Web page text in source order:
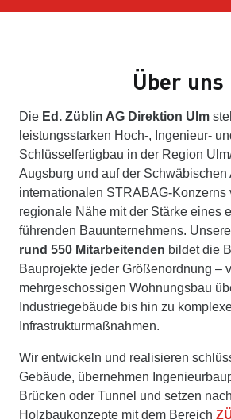
Über uns
Die Ed. Züblin AG Direktion Ulm
leistungsstarken Hoch-, Ingenieur-
Schlüsselfertigbau in der Region
Augsburg und auf der Schwäbischen
internationalen STRABAG-Konzerns
regionale Nähe mit der Stärke eines
führenden Bauunternehmens. Unsere
rund 550 Mitarbeitenden bildet die
Bauprojekte jeder Größenordnung –
mehrgeschossigen Wohnungsbau
Industriegebäude bis hin zu
Infrastrukturmaßnahmen.
Wir entwickeln und realisieren
Gebäude, übernehmen
Brücken oder Tunnel und setzen
Holzbaukonzepte mit dem Bereich